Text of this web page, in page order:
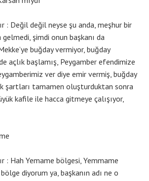
: Değil değil neyse şu anda, meşhur bir
şimdi onun başkanı da
buğday vermiyor, buğday
açlık başlamış, Peygamber efendimize
ver diye emir vermiş, buğday
şartları tamamen oluşturduktan sonra
kafile ile hacca gitmeye çalışıyor,
: Hah Yemame bölgesi, Yemmame
diyorum ya, başkanın adı ne o